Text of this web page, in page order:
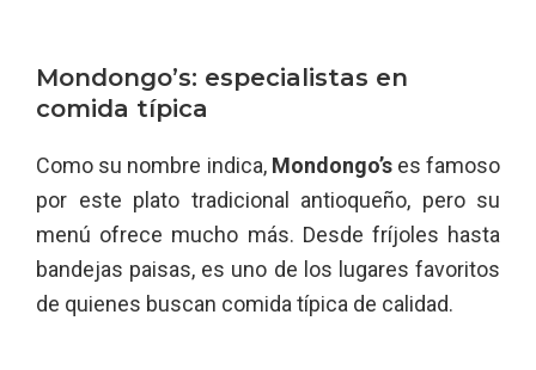
Mondongo’s: especialistas en
comida típica
Como su nombre indica, Mondongo’ses famoso
por este plato tradicional antioqueño, pero su
menú ofrece mucho más. Desde fríjoles hasta
bandejas paisas, es uno de los lugares favoritos
de quienes buscan comida típica de calidad.